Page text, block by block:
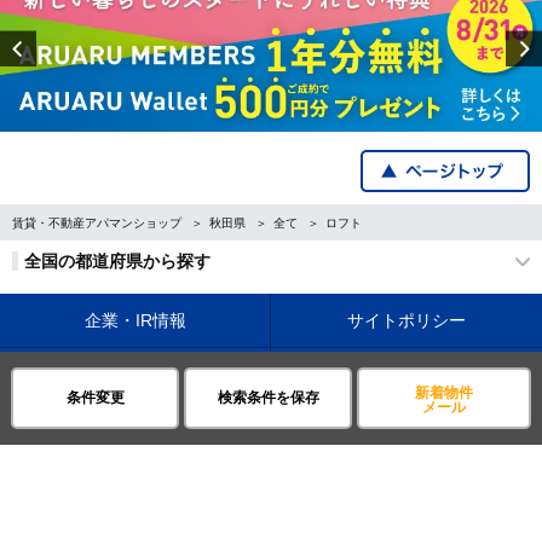
条件変更 検索条件を保存
新着物件
メール
Previous
賃貸・不動産アパマンショップ 秋田県 全て ロフト
全国の都道府県から探す
企業・IR情報 サイトポリシー
プライバシーポリシー 運営会社について
©APAMAN Co.,Ltd.